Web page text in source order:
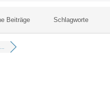
Beiträge Schlagworte